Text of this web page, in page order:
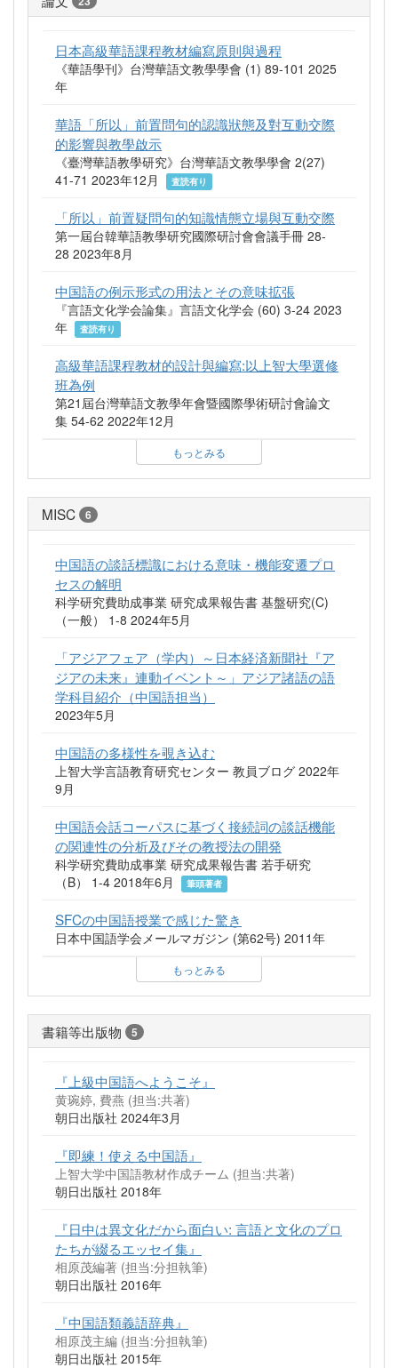
日本高級華語課程教材編寫原則與過程
《華語學刊》台灣華語文教學學會 (1) 89-101 2025
年
華語「所以」前置問句的認識狀態及對互動交際
的影響與教學啟示
《臺灣華語教學研究》台灣華語文教學學會 2(27)
41-71 2023年12月
査読有り
「所以」前置疑問句的知識情態立場與互動交際
第一屆台韓華語教學研究國際研討會會議手冊 28-
28 2023年8月
中国語の例示形式の用法とその意味拡張
『言語文化学会論集』言語文化学会 (60) 3-24 2023
年
査読有り
高級華語課程教材的設計與編寫:以上智大學選修
班為例
第21屆台灣華語文教學年會暨國際學術研討會論文
集 54-62 2022年12月
もっとみる
MISC 6
中国語の談話標識における意味・機能変遷プロ
セスの解明
科学研究費助成事業 研究成果報告書 基盤研究(C)
（一般） 1-8 2024年5月
「アジアフェア（学内）～日本経済新聞社『ア
ジアの未来』連動イベント～」アジア諸語の語
学科目紹介（中国語担当）
2023年5月
中国語の多様性を覗き込む
上智大学言語教育研究センター 教員ブログ 2022年
9月
中国語会話コーパスに基づく接続詞の談話機能
の関連性の分析及びその教授法の開発
科学研究費助成事業 研究成果報告書 若手研究
（B） 1-4 2018年6月
筆頭著者
SFCの中国語授業で感じた驚き
日本中国語学会メールマガジン (第62号) 2011年
もっとみる
書籍等出版物 5
『上級中国語へようこそ』
黄琬婷, 費燕 (担当:共著)
朝日出版社 2024年3月
『即練！使える中国語』
上智大学中国語教材作成チーム (担当:共著)
朝日出版社 2018年
『日中は異文化だから面白い: 言語と文化のプロ
たちが綴るエッセイ集』
相原茂編著 (担当:分担執筆)
朝日出版社 2016年
『中国語類義語辞典』
相原茂主編 (担当:分担執筆)
朝日出版社 2015年